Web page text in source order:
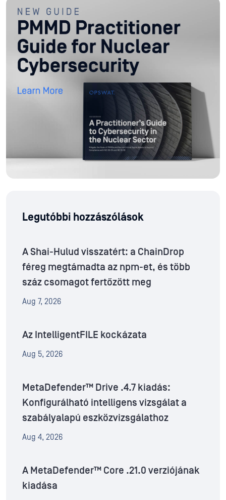
Legutóbbi hozzászólások
A Shai-Hulud visszatért: a ChainDrop
féreg megtámadta az npm-et, és több
száz csomagot fertőzött meg
Aug 7, 2026
Az IntelligentFILE kockázata
Aug 5, 2026
MetaDefender™ Drive .4.7 kiadás:
Konfigurálható intelligens vizsgálat a
szabályalapú eszközvizsgálathoz
Aug 4, 2026
A MetaDefender™ Core .21.0 verziójának
kiadása